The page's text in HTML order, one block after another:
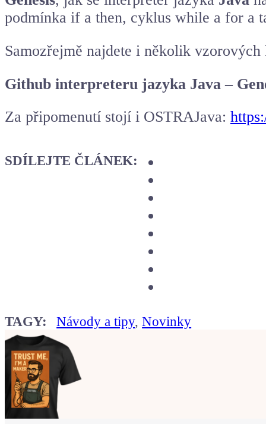
podmínka if a then, cyklus while a for a
Samozřejmě najdete i několik
Github interpreteru jazyka Java –
Za připomenutí stojí i OSTRAJava:
SDÍLEJTE ČLÁNEK:
TAGY: Návody a tipy,Novinky